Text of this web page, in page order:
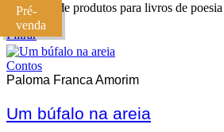
Categoria de produtos para livros de poesia
Filtrar
Pré-
venda
Contos
Paloma Franca Amorim
Um búfalo na areia